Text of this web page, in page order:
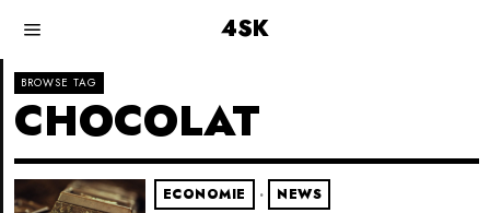
4SK
BROWSE TAG
CHOCOLAT
ECONOMIE · NEWS